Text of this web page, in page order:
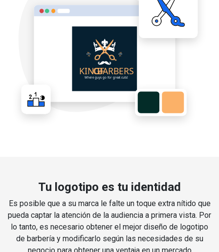
Tu logotipo es tu identidad
Es posible que a su marca le falte un toque extra nítido que
pueda captar la atención de la audiencia a primera vista. Por
lo tanto, es necesario obtener el mejor diseño de logotipo
de barbería y modificarlo según las necesidades de su